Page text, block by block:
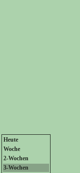
Heute
Woche
2-Wochen
3-Wochen